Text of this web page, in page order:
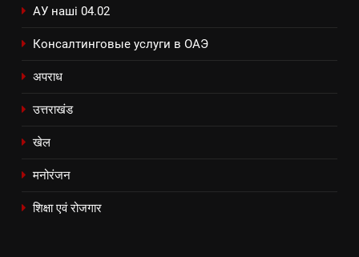
АУ наші 04.02
Консалтинговые услуги в ОАЭ
अपराध
उत्तराखंड
खेल
मनोरंजन
शिक्षा एवं रोजगार